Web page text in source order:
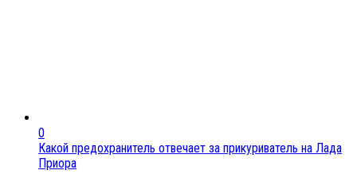
0
Какой предохранитель отвечает за прикуриватель на Лада
Приора